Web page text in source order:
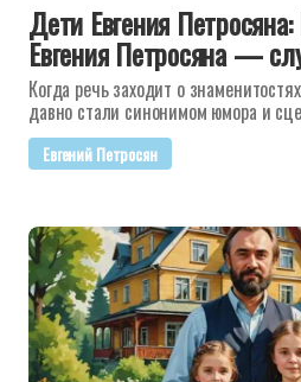
Дети Евгения
Евгения Петросяна —
Когда речь заходит о
давно стали синонимом юмора и
Евгений Петросян